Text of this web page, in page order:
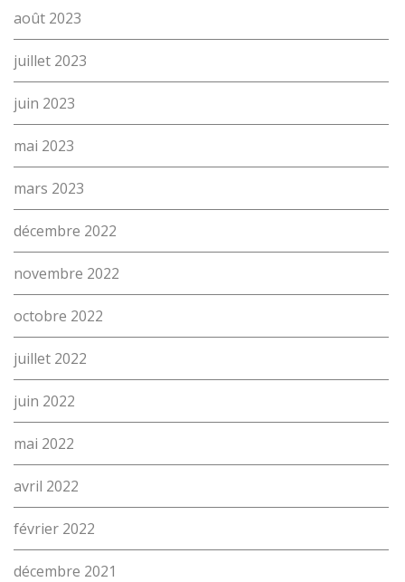
Accès et plan de l’école
août 2023
juillet 2023
juin 2023
mai 2023
mars 2023
décembre 2022
novembre 2022
octobre 2022
juillet 2022
juin 2022
mai 2022
avril 2022
février 2022
décembre 2021